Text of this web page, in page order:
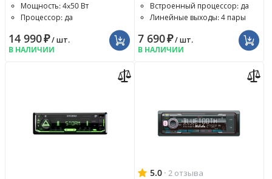
Мощность: 4x50 Вт
Процессор: да
14 990₽/ шт.
В НАЛИЧИИ
Встроенный процессор: да
Линейные выходы: 4 пары
7 690₽/ шт.
В НАЛИЧИИ
5.0 · 2 отзыва